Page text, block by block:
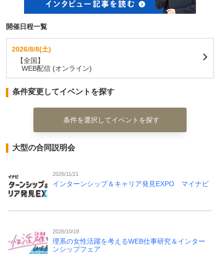
開催日程一覧
2026/8/8(土)
【全国】
WEB配信 (オンライン)
条件変更してイベントを探す
条件を選択してイベントを探す
大型の合同説明会
2026/11/21
インターンシップ＆キャリア発見EXPO マイナビ
2026/10/18
理系の女性活躍を考えるWEB仕事研究＆インター
ンシップフェア